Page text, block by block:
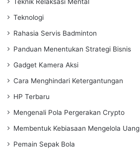
Teknologi
Rahasia Servis Badminton
Panduan Menentukan Strategi Bisnis
Gadget Kamera Aksi
Cara Menghindari Ketergantungan
HP Terbaru
Mengenali Pola Pergerakan Crypto
Membentuk Kebiasaan Mengelola Uang
Pemain Sepak Bola